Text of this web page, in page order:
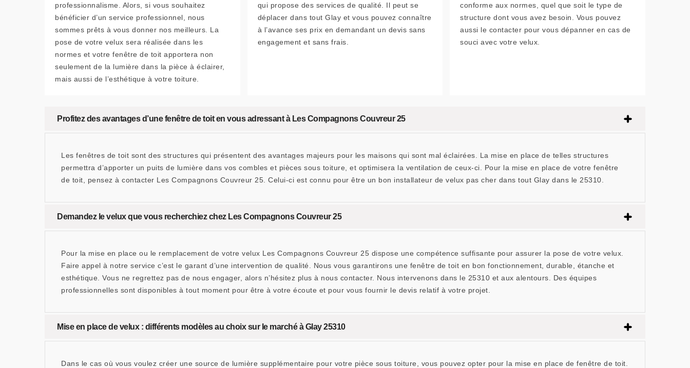
professionnalisme. Alors, si vous souhaitez
bénéficier d’un service professionnel, nous
sommes prêts à vous donner nos meilleurs. La
pose de votre velux sera réalisée dans les
normes et votre fenêtre de toit apportera non
seulement de la lumière dans la pièce à éclairer,
mais aussi de l’esthétique à votre toiture.
qui propose des services de qualité. Il peut se
déplacer dans tout Glay et vous pouvez connaître
à l’avance ses prix en demandant un devis sans
engagement et sans frais.
conforme aux normes, quel que soit le type de
structure dont vous avez besoin. Vous pouvez
aussi le contacter pour vous dépanner en cas de
souci avec votre velux.
Profitez des avantages d’une fenêtre de toit en vous adressant à Les Compagnons Couvreur 25
Les fenêtres de toit sont des structures qui présentent des avantages majeurs pour les maisons qui sont mal éclairées. La mise en place de telles structures
permettra d’apporter un puits de lumière dans vos combles et pièces sous toiture, et optimisera la ventilation de ceux-ci. Pour la mise en place de votre fenêtre
de toit, pensez à contacter Les Compagnons Couvreur 25. Celui-ci est connu pour être un bon installateur de velux pas cher dans tout Glay dans le 25310.
Demandez le velux que vous recherchiez chez Les Compagnons Couvreur 25
Pour la mise en place ou le remplacement de votre velux Les Compagnons Couvreur 25 dispose une compétence suffisante pour assurer la pose de votre velux.
Faire appel à notre service c’est le garant d’une intervention de qualité. Nous vous garantirons une fenêtre de toit en bon fonctionnement, durable, étanche et
esthétique. Vous ne regrettez pas de nous engager, alors n’hésitez plus à nous contacter. Nous intervenons dans le 25310 et aux alentours. Des équipes
professionnelles sont disponibles à tout moment pour être à votre écoute et pour vous fournir le devis relatif à votre projet.
Mise en place de velux : différents modèles au choix sur le marché à Glay 25310
Dans le cas où vous voulez créer une source de lumière supplémentaire pour votre pièce sous toiture, vous pouvez opter pour la mise en place de fenêtre de toit.